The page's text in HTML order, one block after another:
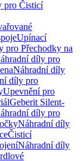
pro Čisticí
Upínací
pro Přechodky na
díly pro
Náhradní díly
díly pro
Upevnění pro
Geberit Silent-
díly pro
Náhradní díly
Čisticí
Náhradní díly